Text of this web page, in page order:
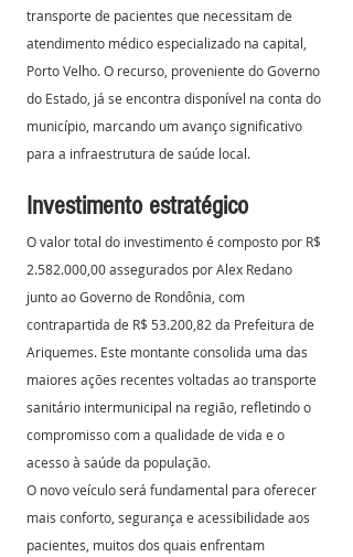
transporte de pacientes que necessitam de
atendimento médico especializado na capital,
Porto Velho. O recurso, proveniente do Governo
do Estado, já se encontra disponível na conta do
município, marcando um avanço significativo
para a infraestrutura de saúde local.
Investimento estratégico
O valor total do investimento é composto por R$
2.582.000,00 assegurados por Alex Redano
junto ao Governo de Rondônia, com
contrapartida de R$ 53.200,82 da Prefeitura de
Ariquemes. Este montante consolida uma das
maiores ações recentes voltadas ao transporte
sanitário intermunicipal na região, refletindo o
compromisso com a qualidade de vida e o
acesso à saúde da população.
O novo veículo será fundamental para oferecer
mais conforto, segurança e acessibilidade aos
pacientes, muitos dos quais enfrentam